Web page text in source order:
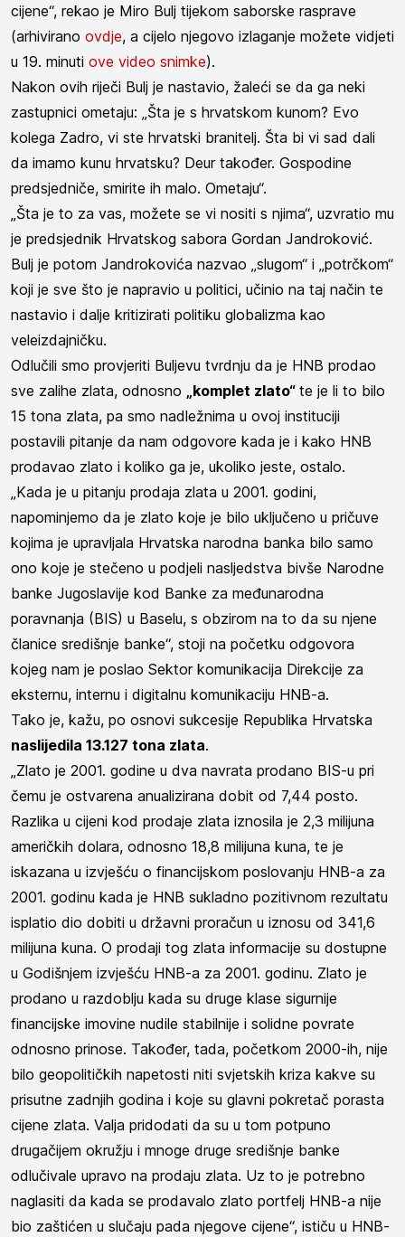
cijene“, rekao je Miro Bulj tijekom saborske rasprave
(arhivirano ovdje, a cijelo njegovo izlaganje možete vidjeti
u 19. minuti ove video snimke).
Nakon ovih riječi Bulj je nastavio, žaleći se da ga neki
zastupnici ometaju: „Šta je s hrvatskom kunom? Evo
kolega Zadro, vi ste hrvatski branitelj. Šta bi vi sad dali
da imamo kunu hrvatsku? Deur također. Gospodine
predsjedniče, smirite ih malo. Ometaju“.
„Šta je to za vas, možete se vi nositi s njima“, uzvratio mu
je predsjednik Hrvatskog sabora Gordan Jandroković.
Bulj je potom Jandrokovića nazvao „slugom“ i „potrčkom“
koji je sve što je napravio u politici, učinio na taj način te
nastavio i dalje kritizirati politiku globalizma kao
veleizdajničku.
Odlučili smo provjeriti Buljevu tvrdnju da je HNB prodao
sve zalihe zlata, odnosno
„komplet zlato“ te je li to bilo
15 tona zlata, pa smo nadležnima u ovoj instituciji
postavili pitanje da nam odgovore kada je i kako HNB
prodavao zlato i koliko ga je, ukoliko jeste, ostalo.
„Kada je u pitanju prodaja zlata u 2001. godini,
napominjemo da je zlato koje je bilo uključeno u pričuve
kojima je upravljala Hrvatska narodna banka bilo samo
ono koje je stečeno u podjeli nasljedstva bivše Narodne
banke Jugoslavije kod Banke za međunarodna
poravnanja (BIS) u Baselu, s obzirom na to da su njene
članice središnje banke“, stoji na početku odgovora
kojeg nam je poslao Sektor komunikacija Direkcije za
eksternu, internu i digitalnu komunikaciju HNB-a.
Tako je, kažu, po osnovi sukcesije Republika Hrvatska
naslijedila 13.127 tona zlata.
„Zlato je 2001. godine u dva navrata prodano BIS-u pri
čemu je ostvarena anualizirana dobit od 7,44 posto.
Razlika u cijeni kod prodaje zlata iznosila je 2,3 milijuna
američkih dolara, odnosno 18,8 milijuna kuna, te je
iskazana u izvješću o financijskom poslovanju HNB-a za
2001. godinu kada je HNB sukladno pozitivnom rezultatu
isplatio dio dobiti u državni proračun u iznosu od 341,6
milijuna kuna. O prodaji tog zlata informacije su dostupne
u Godišnjem izvješću HNB-a za 2001. godinu. Zlato je
prodano u razdoblju kada su druge klase sigurnije
financijske imovine nudile stabilnije i solidne povrate
odnosno prinose. Također, tada, početkom 2000-ih, nije
bilo geopolitičkih napetosti niti svjetskih kriza kakve su
prisutne zadnjih godina i koje su glavni pokretač porasta
cijene zlata. Valja pridodati da su u tom potpuno
drugačijem okružju i mnoge druge središnje banke
odlučivale upravo na prodaju zlata. Uz to je potrebno
naglasiti da kada se prodavalo zlato portfelj HNB-a nije
bio zaštićen u slučaju pada njegove cijene“, ističu u HNB-